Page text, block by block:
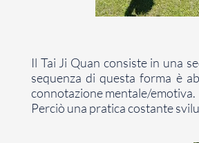
Il Tai Ji Quan consiste in una
sequenza di questa forma è
connotazione mentale/emotiva.
Perciò una pratica costante